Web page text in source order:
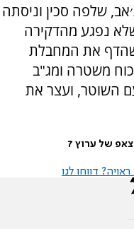
שלפה סכין וניסתה
נפגע מהדקירה
את המחבלת
כוח משטרה ומג"ב
השוטר, ועצר את
של ערוץ 7
דווחו לנו